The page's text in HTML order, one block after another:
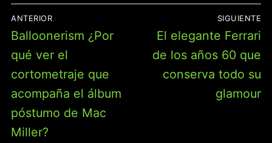
DE
ENTRADAS
ANTERIOR
Entrada
anterior:
Balloonerism ¿Por
qué ver el
cortometraje que
acompaña el álbum
póstumo de Mac
Miller?
SIGUIENTE
Entrada
siguiente:
El elegante Ferrari
de los años 60 que
conserva todo su
glamour